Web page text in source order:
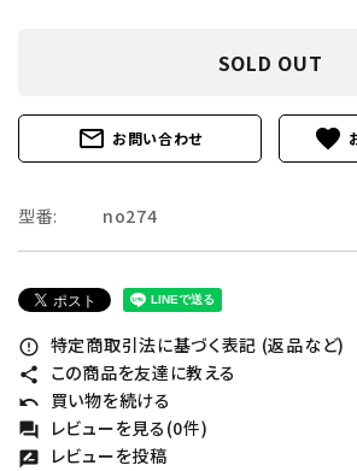
SOLD OUT
mail_outline お問い合わせ favorite
型番: no274
error_outline 特定商取引法に基づく表記 (返品など)
share この商品を友達に教える
undo 買い物を続ける
forum レビューを見る(0件)
rate_review レビューを投稿